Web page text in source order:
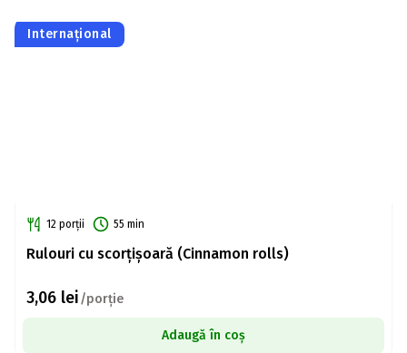
Internațional
12 porții 55 min
Rulouri cu scorțișoară (Cinnamon rolls)
3,06 lei/porție
Adaugă în coș